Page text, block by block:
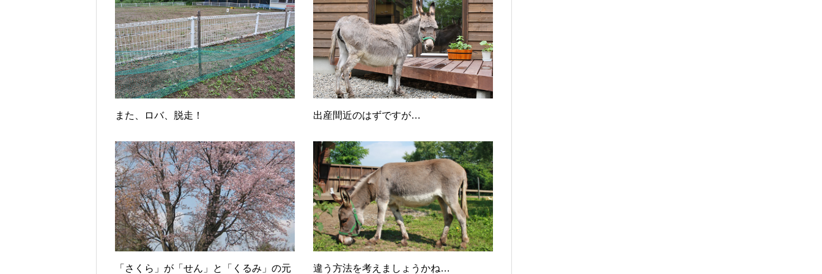
また、ロバ、脱走！ 出産間近のはずですが…
「さくら」が「せん」と「くるみ」の元 違う方法を考えましょうかね…